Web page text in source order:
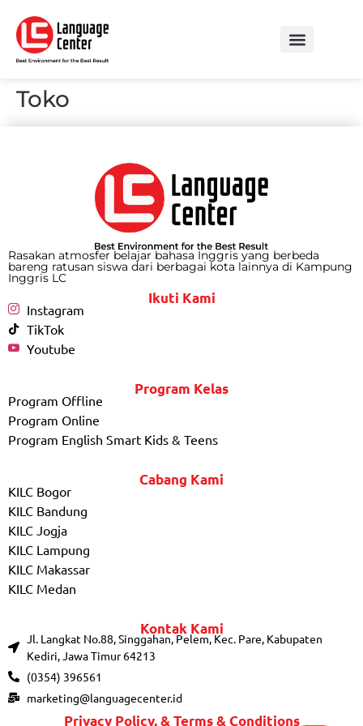
Toko
Rasakan atmosfer belajar bahasa Inggris yang berbeda
bareng ratusan siswa dari berbagai kota lainnya di Kampung
Inggris LC
Ikuti Kami
Instagram
TikTok
Youtube
Program Kelas
Program Offline
Program Online
Program English Smart Kids & Teens
Cabang Kami
KILC Bogor
KILC Bandung
KILC Jogja
KILC Lampung
KILC Makassar
KILC Medan
Kontak Kami
Jl. Langkat No.88, Singgahan, Pelem, Kec. Pare, Kabupaten
Kediri, Jawa Timur 64213
(0354) 396561
marketing@languagecenter.id
Privacy Policy, & Terms & Conditions